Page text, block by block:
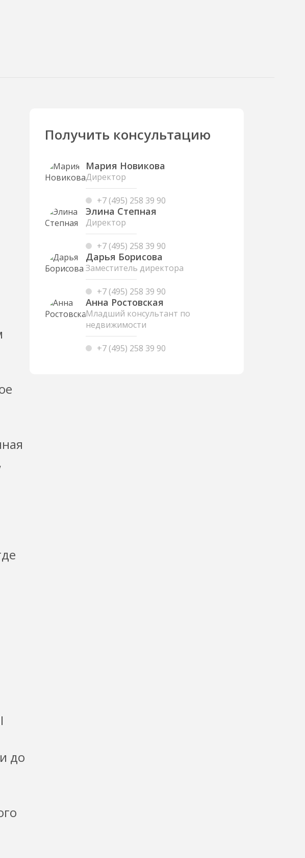
до
Получить консультацию
Мария Новикова
Директор
+7 (495) 258 39 90
Элина Степная
Директор
+7 (495) 258 39 90
Дарья Борисова
Заместитель директора
+7 (495) 258 39 90
Анна Ростовская
Младший консультант по
недвижимости
+7 (495) 258 39 90